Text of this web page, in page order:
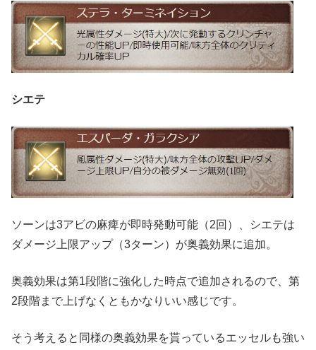
シエテ
ソーンは3アビの麻痺が即時発動可能（2回）、シエテは
ダメージ上限アップ（3ターン）が奥義効果に追加。
奥義効果は第1段階に強化した時点で追加されるので、第
2段階まで上げなくともかなりいい感じです。
そう考えると同様の奥義効果を貰っているエッセルも強い